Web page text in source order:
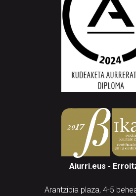
Aiurri.eus -
Arantzibia plaza, 4-5